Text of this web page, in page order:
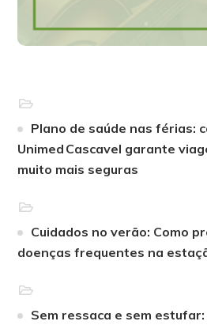
Plano de saúde nas férias:
Unimed Cascavel garante
muito mais seguras
Cuidados no verão: Como
doenças frequentes na
Sem ressaca e sem